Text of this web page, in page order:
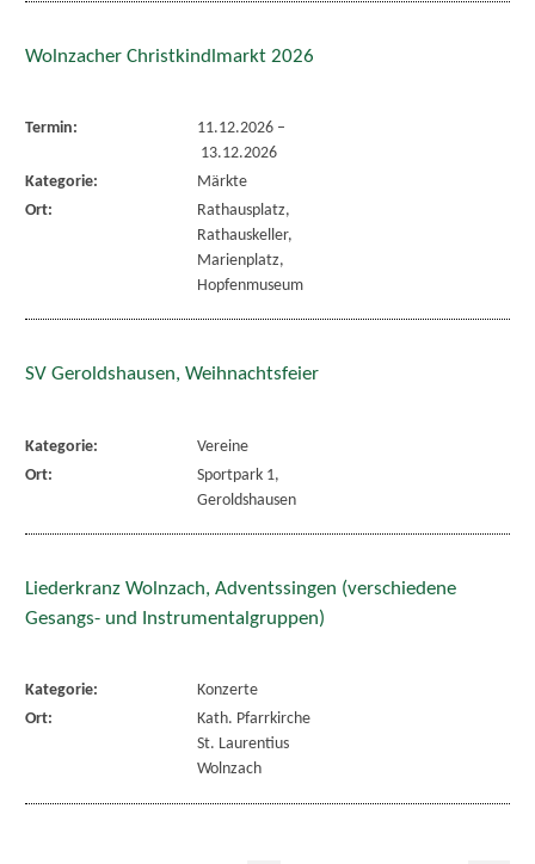
Wolnzacher Christkindlmarkt 2026
Termin: 11.12.2026–
13.12.2026
Kategorie:
Märkte
Ort:
Rathausplatz,
Rathauskeller,
Marienplatz,
Hopfenmuseum
SV Geroldshausen, Weihnachtsfeier
Kategorie:
Vereine
Ort:
Sportpark 1,
Geroldshausen
Liederkranz Wolnzach, Adventssingen (verschiedene
Gesangs- und Instrumentalgruppen)
Kategorie:
Konzerte
Ort:
Kath. Pfarrkirche
St. Laurentius
Wolnzach